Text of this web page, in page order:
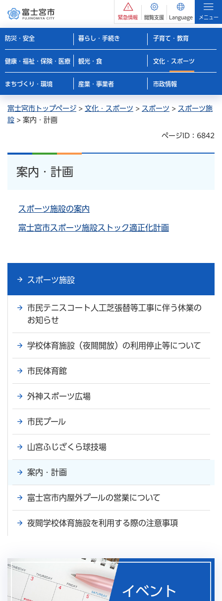
緊急情報 閲覧支援 Language メニュー
防災・安全 暮らし・手続き 子育て・教育
健康・福祉・保険・医療 観光・食 文化・スポーツ
まちづくり・環境 産業・事業者 市政情報
富士宮市トップページ > 文化・スポーツ > スポーツ > スポーツ施
設 > 案内・計画
ページID：6842
案内・計画
スポーツ施設の案内
富士宮市スポーツ施設ストック適正化計画
スポーツ施設
市民テニスコート人工芝張替等工事に伴う休業の
お知らせ
学校体育施設（夜間開放）の利用停止等について
市民体育館
外神スポーツ広場
市民プール
山宮ふじざくら球技場
案内・計画
富士宮市内屋外プールの営業について
夜間学校体育施設を利用する際の注意事項